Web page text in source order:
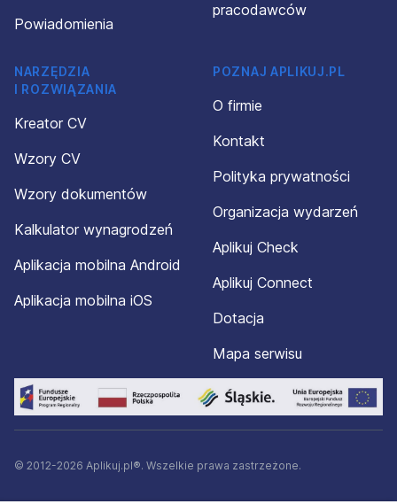
Powiadomienia
pracodawców
NARZĘDZIA
I ROZWIĄZANIA
Kreator CV
Wzory CV
Wzory dokumentów
Kalkulator wynagrodzeń
Aplikacja mobilna Android
Aplikacja mobilna iOS
POZNAJ APLIKUJ.PL
O firmie
Kontakt
Polityka prywatności
Organizacja wydarzeń
Aplikuj Check
Aplikuj Connect
Dotacja
Mapa serwisu
© 2012-2026 Aplikuj.pl®. Wszelkie prawa zastrzeżone.